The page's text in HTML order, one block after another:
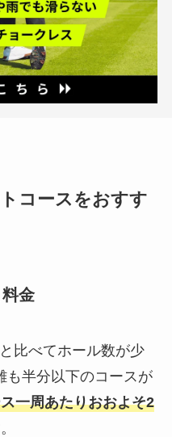
コースをおすす
金
比べてホール数が少
も半分以下のコースが
一周あたりおおよそ2